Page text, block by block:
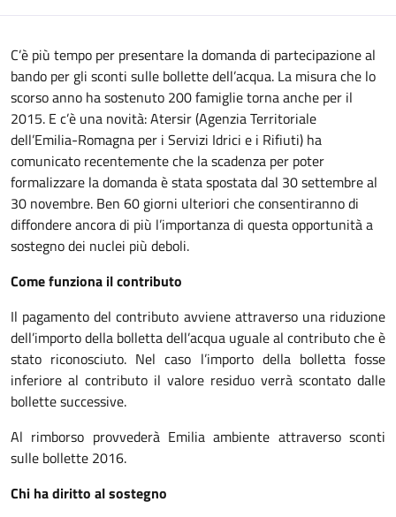
C’è più tempo per presentare la domanda di partecipazione al
bando per gli sconti sulle bollette dell’acqua. La misura che lo
scorso anno ha sostenuto 200 famiglie torna anche per il
2015. E c’è una novità: Atersir (Agenzia Territoriale
dell’Emilia-Romagna per i Servizi Idrici e i Rifiuti) ha
comunicato recentemente che la scadenza per poter
formalizzare la domanda è stata spostata dal 30 settembre al
30 novembre. Ben 60 giorni ulteriori che consentiranno di
diffondere ancora di più l’importanza di questa opportunità a
sostegno dei nuclei più deboli.
Come funziona il contributo
Il pagamento del contributo avviene attraverso una riduzione
dell’importo della bolletta dell’acqua uguale al contributo che è
stato riconosciuto. Nel caso l’importo della bolletta fosse
inferiore al contributo il valore residuo verrà scontato dalle
bollette successive.
Al rimborso provvederà Emilia ambiente attraverso sconti
sulle bollette 2016.
Chi ha diritto al sostegno